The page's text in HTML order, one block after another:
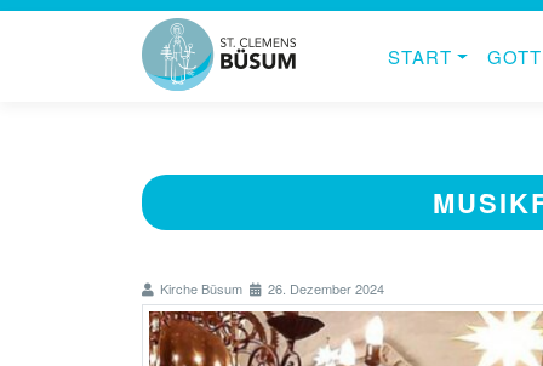
START
Kirche Büsum 26. Dezember 2024